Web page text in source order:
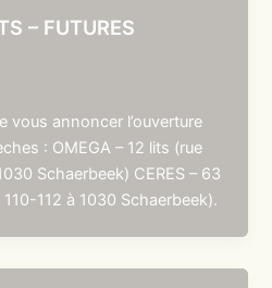
– FUTURES
vous annoncer l’ouverture
: OMEGA – 12 lits (rue
Schaerbeek) CERES – 63
110-112 à 1030 Schaerbeek).